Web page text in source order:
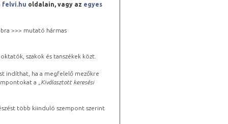
felvi.hu oldalain, vagy az egyes
>>> mutató hármas
szakok és tanszékek közt.
indíthat, ha a megfelelő mezőkre
a „ Kiválasztott keresési
több kiinduló szempont szerint